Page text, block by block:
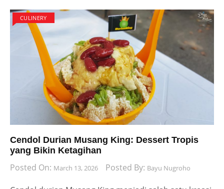
CULINERY
Cendol Durian Musang King: Dessert Tropis
yang Bikin Ketagihan
Posted On: March 13, 2026 Posted By: Bayu Nugroho